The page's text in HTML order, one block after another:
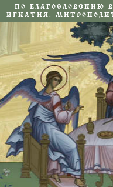
ПО БЛАГОСЛОВЕНИЮ
ИГНАТИЯ,